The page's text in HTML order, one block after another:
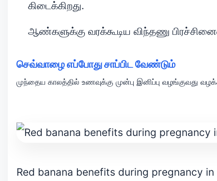
கிடைக்கிறது.
ஆண்களுக்கு வரக்கூடிய விந்தணு
செவ்வாழை எப்போது சாப்பிட வேண்டும்
முந்தைய காலத்தில் உணவுக்கு முன்பு இனிப்பு வழங்குவது
Red banana benefits during pregnancy